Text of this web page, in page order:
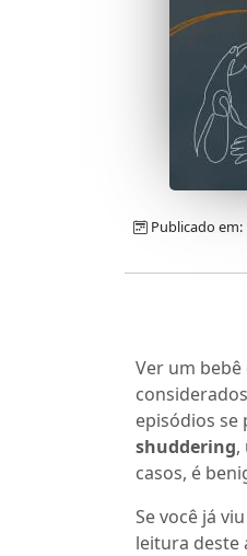
Publicado
Ver um
episódios se
shuddering,
casos, é
Se você já
leitura deste